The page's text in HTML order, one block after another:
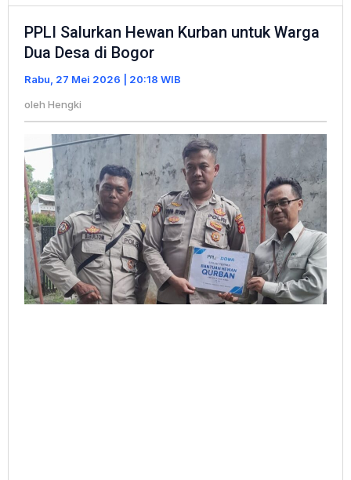
Salurkan
Hewan
Dua
Desa
di
Bogor
PPLI Salurkan Hewan Kurban untuk Warga
Dua Desa di Bogor
Rabu, 27 Mei 2026 | 20:18 WIB
oleh Hengki